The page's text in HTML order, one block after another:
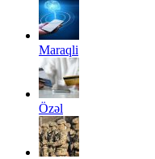
Maraqli
Özəl